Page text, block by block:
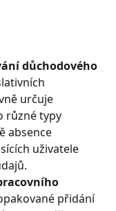
důchodového
určuje
různé typy
absence
uživatele
přidání